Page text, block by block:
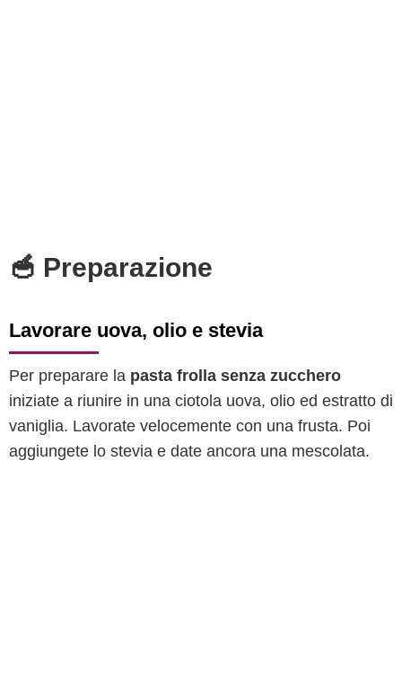
🥣 Preparazione
Lavorare uova, olio e stevia
Per preparare la pasta frolla senza zucchero
iniziate a riunire in una ciotola uova, olio ed estratto di
vaniglia. Lavorate velocemente con una frusta. Poi
aggiungete lo stevia e date ancora una mescolata.